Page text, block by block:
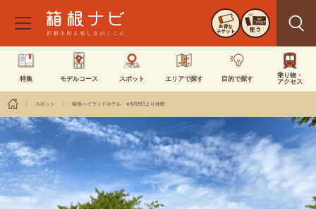
お得な
チケット 使う
特集 モデルコース スポット エリアで探す 目的で探す
乗り物・
アクセス
スポット 箱根ハイランドホテル ※5月8日より休館